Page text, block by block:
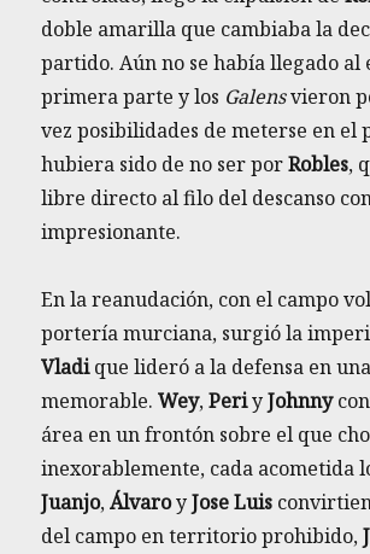
doble amarilla que cambiaba la
partido. Aún no se había llegado al
primera parte y los Galensvieron
vez posibilidades de meterse en el
hubiera sido de no ser porRobles,
libre directo al filo del descanso
impresionante.
En la reanudación, con el campo
portería murciana, surgió la
Vladique lideró a la defensa en
memorable.Wey,PeriyJohnny
área en un frontón sobre el que
inexorablemente, cada acometida
Juanjo,ÁlvaroyJose Luis
del campo en territorio prohibido,